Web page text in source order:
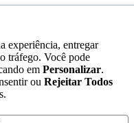
experiência, entregar
tráfego. Você pode
em Personalizar.
ou Rejeitar Todos